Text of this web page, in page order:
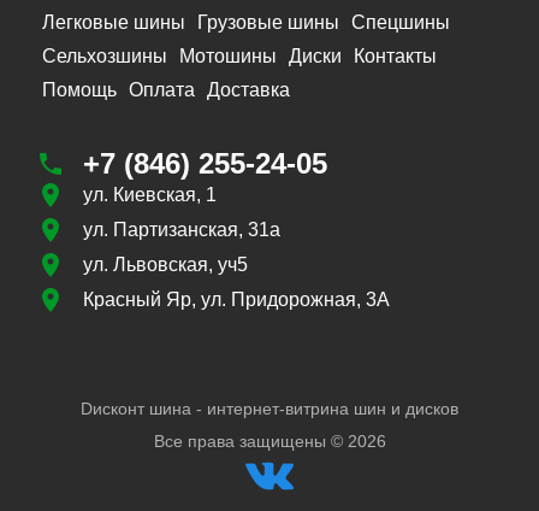
Легковые шины Грузовые шины
Спецшины
Сельхозшины
Мотошины Диски
Контакты
Помощь Оплата Доставка
+7 (846) 255-24-05
ул. Киевская, 1
ул. Партизанская, 31а
ул. Львовская, уч5
Красный Яр, ул. Придорожная, 3А
Dисконт шина - интернет-витрина шин и дисков
Все права защищены © 2026